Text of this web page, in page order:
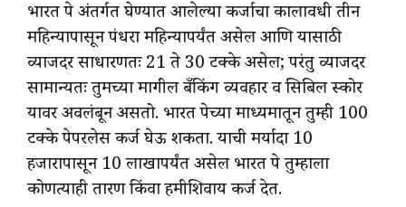
भारत पे अंतर्गत घेण्यात आलेल्या कर्जाचा कालावधी तीन
महिन्यापासून पंधरा महिन्यापर्यंत असेल आणि यासाठी
व्याजदर साधारणतः 21 ते 30 टक्के असेल; परंतु व्याजदर
सामान्यतः तुमच्या मागील बँकिंग व्यवहार व सिबिल स्कोर
यावर अवलंबून असतो. भारत पेच्या माध्यमातून तुम्ही 100
टक्के पेपरलेस कर्ज घेऊ शकता. याची मर्यादा 10
हजारापासून 10 लाखापर्यंत असेल भारत पे तुम्हाला
कोणत्याही तारण किंवा हमीशिवाय कर्ज देत.